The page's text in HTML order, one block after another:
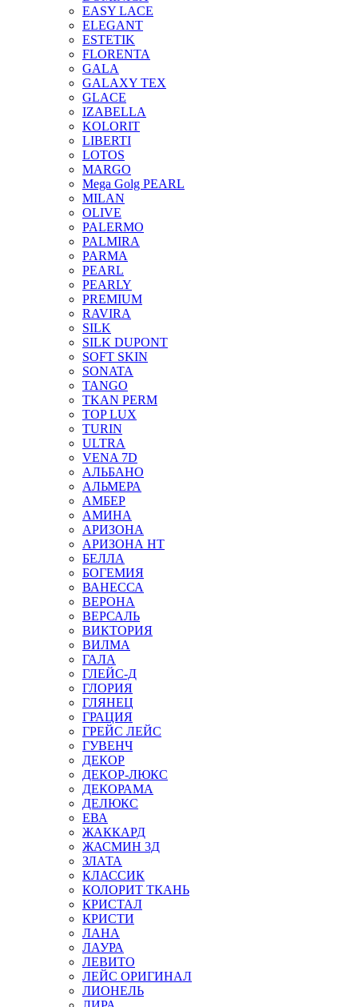
EASY LACE
ELEGANT
ESTETIK
FLORENTA
GALA
GALAXY TEX
GLACE
IZABELLA
KOLORIT
LIBERTI
LOTOS
MARGO
Mega Golg PEARL
MILAN
OLIVE
PALERMO
PALMIRA
PARMA
PEARL
PEARLY
PREMIUM
RAVIRA
SILK
SILK DUPONT
SOFT SKIN
SONATA
TANGO
TKAN PERM
TOP LUX
TURIN
ULTRA
VENA 7D
АЛЬБАНО
АЛЬМЕРА
АМБЕР
АМИНА
АРИЗОНА
АРИЗОНА НТ
БЕЛЛА
БОГЕМИЯ
ВАНЕССА
ВЕРОНА
ВЕРСАЛЬ
ВИКТОРИЯ
ВИЛМА
ГАЛА
ГЛЕЙС-Д
ГЛОРИЯ
ГЛЯНЕЦ
ГРАЦИЯ
ГРЕЙС ЛЕЙС
ГУВЕНЧ
ДЕКОР
ДЕКОР-ЛЮКС
ДЕКОРАМА
ДЕЛЮКС
ЕВА
ЖАККАРД
ЖАСМИН 3Д
ЗЛАТА
КЛАССИК
КОЛОРИТ ТКАНЬ
КРИСТАЛ
КРИСТИ
ЛАНА
ЛАУРА
ЛЕВИТО
ЛЕЙС ОРИГИНАЛ
ЛИОНЕЛЬ